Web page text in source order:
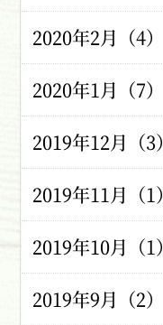
2020年2月（4）
2020年1月（7）
2019年12月（3）
2019年11月（1）
2019年10月（1）
2019年9月（2）